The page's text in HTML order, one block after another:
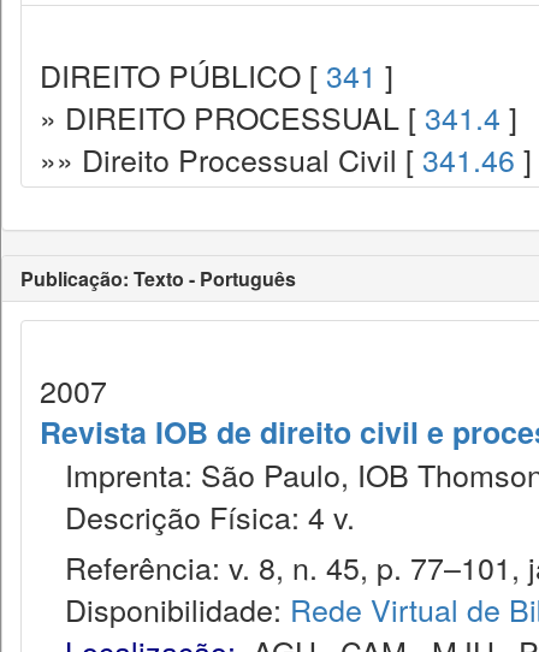
DIREITO PÚBLICO [ 341 ]
» DIREITO PROCESSUAL [ 341.4 ]
»» Direito Processual Civil [ 341.46 ]
Publicação: Texto - Português
2007
Revista IOB de direito civil e
Imprenta: São Paulo, IOB
Descrição Física: 4 v.
Referência: v. 8, n. 45, p. 77–101,
Disponibilidade: Rede Virtual de